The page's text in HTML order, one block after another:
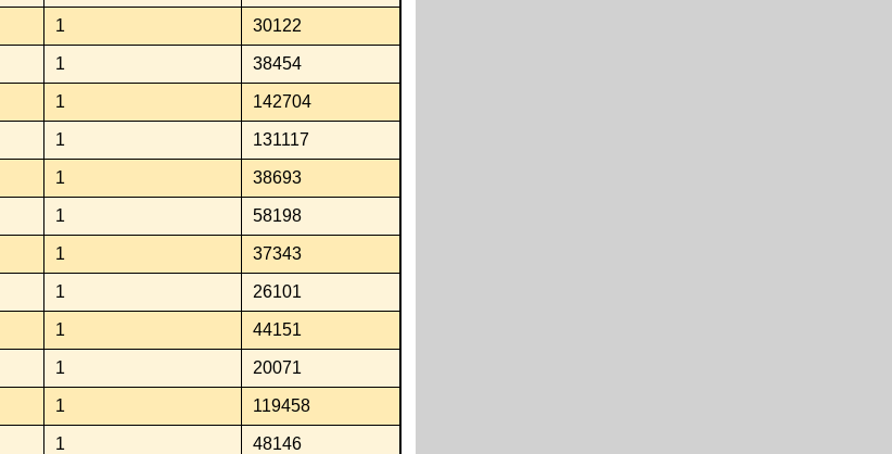
1 30122
1 38454
1 142704
1 131117
1 38693
1 58198
1 37343
1 26101
1 44151
1 20071
1 119458
1 48146